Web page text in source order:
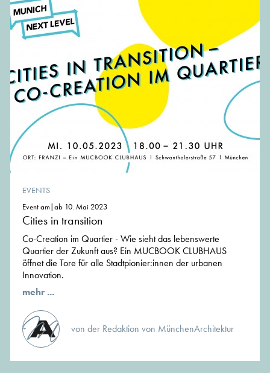
EVENTS
Event am|ab 10. Mai 2023
Cities in transition
Co-Creation im Quartier - Wie sieht das lebenswerte
Quartier der Zukunft aus? Ein MUCBOOK CLUBHAUS
öffnet die Tore für alle Stadtpionier:innen der urbanen
Innovation.
mehr ...
von der Redaktion von MünchenArchitektur